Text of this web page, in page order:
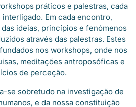
práticos e palestras, cada
Em cada encontro,
ideias, princípios e fenómenos
através das palestras. Estes
nos workshops, onde nos
meditações antroposóficas e
de perceção.
se sobretudo na investigação de
e da nossa constituição